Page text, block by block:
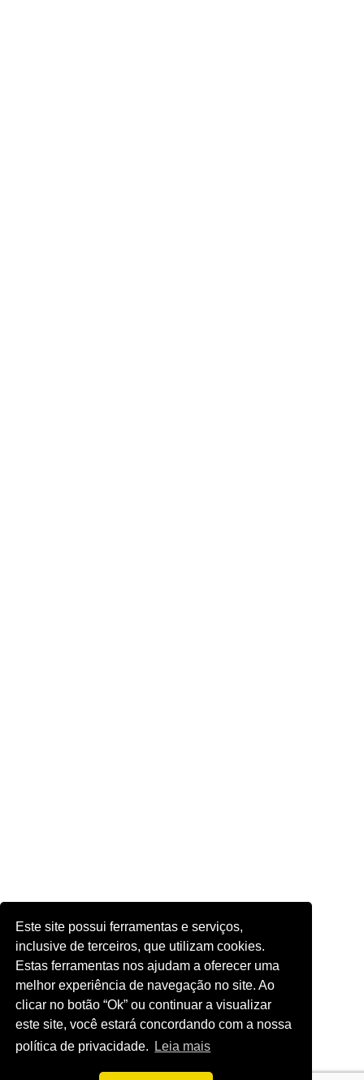
Este site possui ferramentas e serviços,
inclusive de terceiros, que utilizam cookies.
Estas ferramentas nos ajudam a oferecer uma
melhor experiência de navegação no site. Ao
clicar no botão “Ok” ou continuar a visualizar
este site, você estará concordando com a nossa
política de privacidade.
Leia mais